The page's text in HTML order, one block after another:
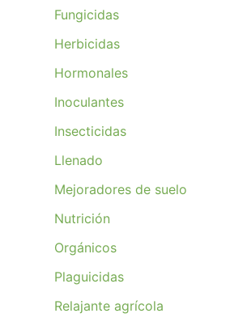
Fungicidas
Herbicidas
Hormonales
Inoculantes
Insecticidas
Llenado
Mejoradores de suelo
Nutrición
Orgánicos
Plaguicidas
Relajante agrícola